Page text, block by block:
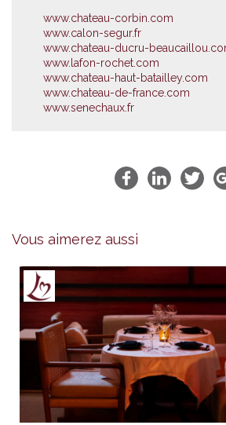
www.chateau-corbin.com
www.calon-segur.fr
www.chateau-ducru-
www.lafon-rochet.com
www.chateau-haut-batailley.com
www.chateau-de-france.com
www.senechaux.fr
Vous aimerez aussi